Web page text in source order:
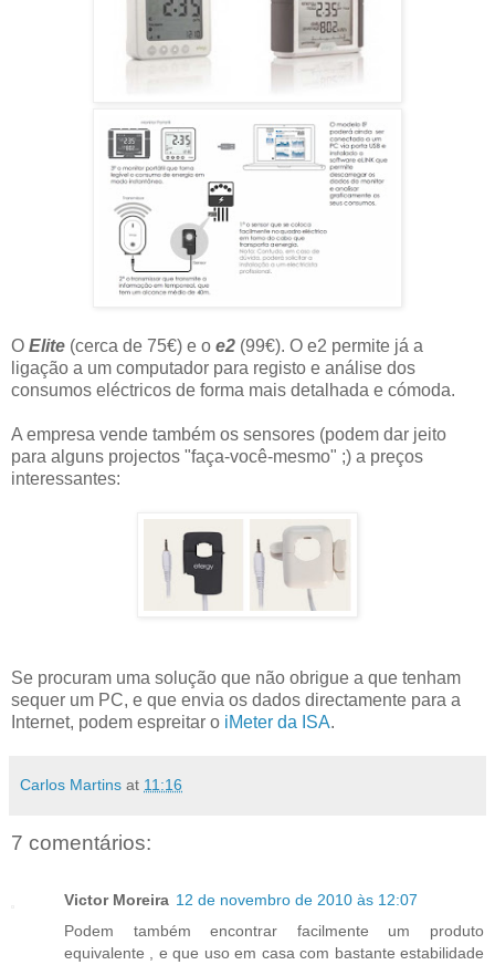
O Elite (cerca de 75€) e o e2 (99€). O e2 permite já a
ligação a um computador para registo e análise dos
consumos eléctricos de forma mais detalhada e cómoda.
A empresa vende também os sensores (podem dar jeito
para alguns projectos "faça-você-mesmo" ;) a preços
interessantes:
Se procuram uma solução que não obrigue a que tenham
sequer um PC, e que envia os dados directamente para a
Internet, podem espreitar o iMeter da ISA.
Carlos Martins at 11:16
7 comentários:
Victor Moreira 12 de novembro de 2010 às 12:07
Podem também encontrar facilmente um produto
equivalente , e que uso em casa com bastante estabilidade